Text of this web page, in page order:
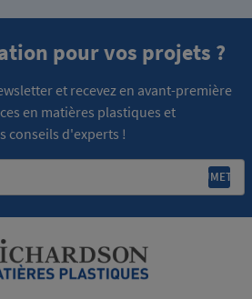
pour vos projets ?
et recevez en avant-première
en matières plastiques et
conseils d'experts !